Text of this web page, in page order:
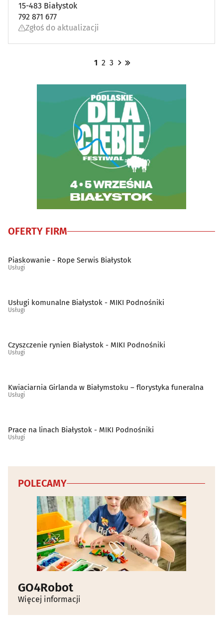
15-483 Białystok
792 871 677
Zgłoś do aktualizacji
1 2 3
OFERTY FIRM
Piaskowanie - Rope Serwis Białystok
Usługi
Usługi komunalne Białystok - MIKI Podnośniki
Usługi
Czyszczenie rynien Białystok - MIKI Podnośniki
Usługi
Kwiaciarnia Girlanda w Białymstoku – florystyka funeralna
Usługi
Prace na linach Białystok - MIKI Podnośniki
Usługi
POLECAMY
GO4Robot
Więcej informacji